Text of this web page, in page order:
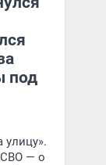
под
улицу».
СВО — о